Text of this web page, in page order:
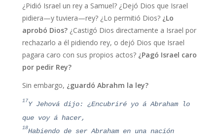
¿Pidió Israel un rey a Samuel? ¿Dejó Dios que Israel
pidiera—y tuviera—rey? ¿Lo permitió Dios?¿Lo
aprobó Dios?¿Castigó Dios directamente a Israel por
rechazarlo a él pidiendo rey, o dejó Dios que Israel
pagara caro con sus propios actos? ¿Pagó Israel caro
por pedir Rey?
Sin embargo, ¿guardó Abrahm la ley?
17Y Jehová dijo: ¿Encubriré yo á Abraham lo
que voy á hacer,
18Habiendo de ser Abraham en una nación